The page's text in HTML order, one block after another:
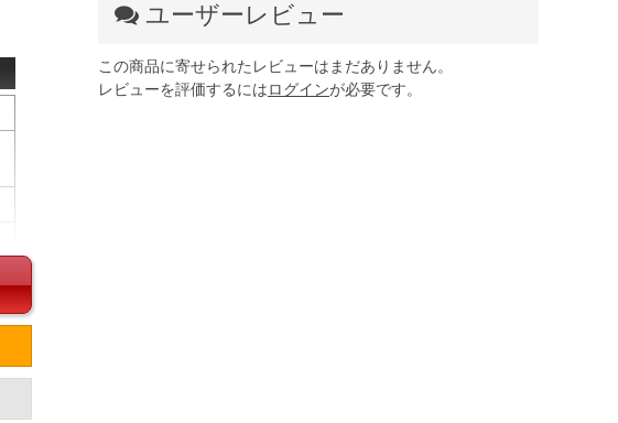
ユーザーレビュー
この商品に寄せられたレビューはまだありません。
レビューを評価するにはログインが必要です。